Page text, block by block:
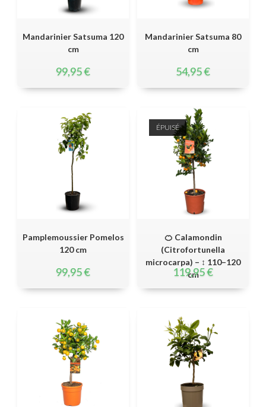
Mandarinier Satsuma 120
cm
99,95€
Mandarinier Satsuma 80
cm
54,95€
Pamplemoussier Pomelos
120 cm
99,95€
ÉPUISÉ
🍊 Calamondin
(Citrofortunella
microcarpa) – ↕ 110–120
cm
119,95€